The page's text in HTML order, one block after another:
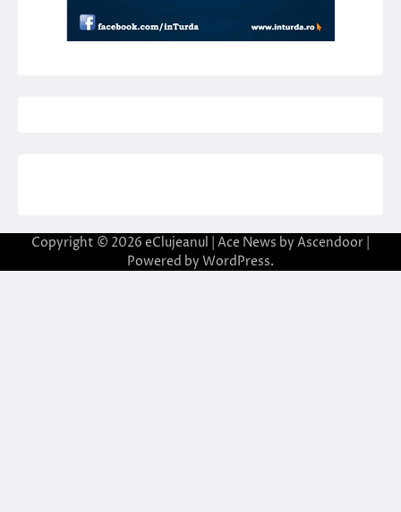
Copyright © 2026 eClujeanul | Ace News by Ascendoor
Powered by WordPress.